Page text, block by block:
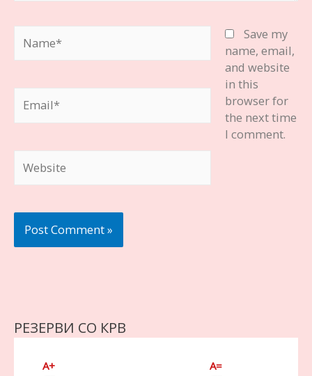
Save my
name, email,
and website
in this
browser for
the next time
I comment.
РЕЗЕРВИ СО КРВ
A+ A=